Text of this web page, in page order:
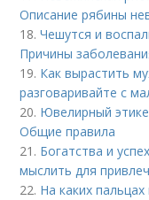
Описание рябины
18.Чешутся и
Причины
19. Как вырастить
разговаривайте с
20. Ювелирный
Общие правила
21. Богатства и
мыслить для
22. На каких